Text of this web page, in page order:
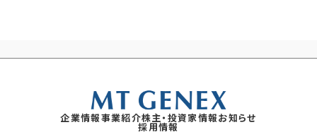
企業情報事業紹介株主・投資家情報お知らせ
採用情報